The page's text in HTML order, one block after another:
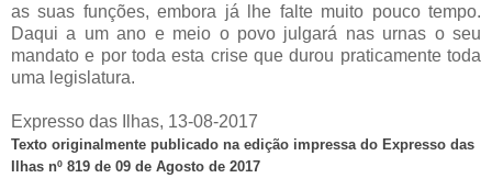
as suas funções, embora já lhe falte muito pouco tempo.
Daqui a um ano e meio o povo julgará nas urnas o seu
mandato e por toda esta crise que durou praticamente toda
uma legislatura.
Expresso das Ilhas, 13-08-2017
Texto originalmente publicado na edição impressa do Expresso das
Ilhas nº 819 de 09 de Agosto de 2017